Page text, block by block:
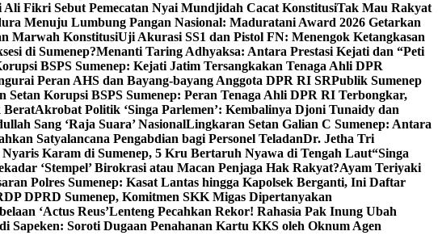
Ali Fikri Sebut Pemecatan Nyai Mundjidah Cacat KonstitusiTak Mau Rakyat
Menuju Lumbung Pangan Nasional: Maduratani Award 2026 Getarkan
Marwah KonstitusiUji Akurasi SS1 dan Pistol FN: Menengok Ketangkasan
di Sumenep?Menanti Taring Adhyaksa: Antara Prestasi Kejati dan “Peti
BSPS Sumenep: Kejati Jatim Tersangkakan Tenaga Ahli DPR
Peran AHS dan Bayang-bayang Anggota DPR RI SRPublik Sumenep
Setan Korupsi BSPS Sumenep: Peran Tenaga Ahli DPR RI Terbongkar,
BeratAkrobat Politik ‘Singa Parlemen’: Kembalinya Djoni Tunaidy dan
Sang ‘Raja Suara’ NasionalLingkaran Setan Galian C Sumenep: Antara
Satyalancana Pengabdian bagi Personel TeladanDr. Jetha Tri
Karam di Sumenep, 5 Kru Bertaruh Nyawa di Tengah Laut“Singa
‘Stempel’ Birokrasi atau Macan Penjaga Hak Rakyat?Ayam Teriyaki
Polres Sumenep: Kasat Lantas hingga Kapolsek Berganti, Ini Daftar
DPRD Sumenep, Komitmen SKK Migas Dipertanyakan
‘Actus Reus’Lenteng Pecahkan Rekor! Rahasia Pak Inung Ubah
Sapeken: Soroti Dugaan Penahanan Kartu KKS oleh Oknum Agen